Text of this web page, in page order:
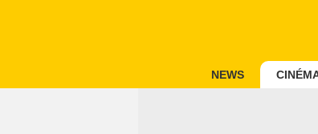
NEWS